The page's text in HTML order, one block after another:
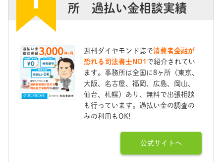
所 過払い金相談実績
週刊ダイヤモンド誌で消費者金融が
恐れる司法書士NO1 で紹介されてい
ます。事務所は全国に8ヶ所（東京、
大阪、名古屋、福岡、広島、岡山、
仙台、札幌）あり、無料で出張相談
も行っています。過払い金の調査の
みの利用もOK!
公式サイトへ